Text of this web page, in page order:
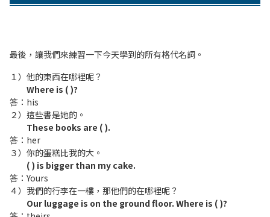
最後，讓我們來練習一下今天學到的所有格代名詞。
１）他的東西在哪裡呢？
Where is ( )?
答：his
２）這些書是她的。
These books are ( ).
答：her
３）你的蛋糕比我的大。
( ) is bigger than my cake.
答：Yours
４）我們的行李在一樓，那他們的在哪裡呢？
Our luggage is on the ground floor. Where is ( )?